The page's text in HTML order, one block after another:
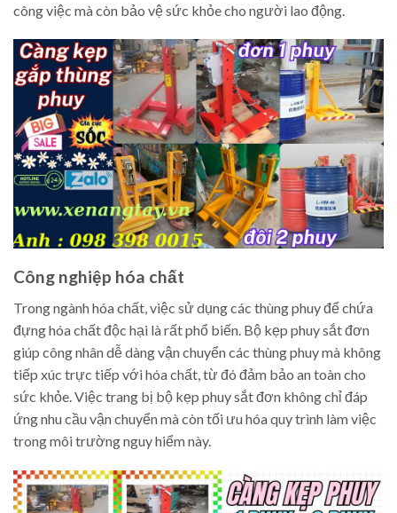
công việc mà còn bảo vệ sức khỏe cho người lao động.
Công nghiệp hóa chất
Trong ngành hóa chất, việc sử dụng các thùng phuy để chứa
đựng hóa chất độc hại là rất phổ biến. Bộ kẹp phuy sắt đơn
giúp công nhân dễ dàng vận chuyển các thùng phuy mà không
tiếp xúc trực tiếp với hóa chất, từ đó đảm bảo an toàn cho
sức khỏe. Việc trang bị bộ kẹp phuy sắt đơn không chỉ đáp
ứng nhu cầu vận chuyển mà còn tối ưu hóa quy trình làm việc
trong môi trường nguy hiểm này.